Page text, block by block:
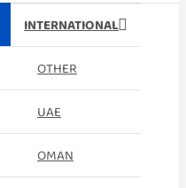
INTERNATIONAL
OTHER
UAE
OMAN